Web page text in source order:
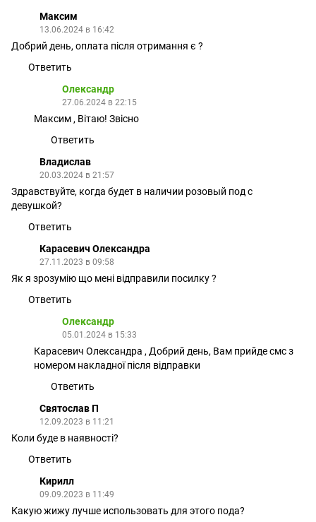
Максим
13.06.2024 в 16:42
Добрий день, оплата після отримання є ?
Ответить
Олександр
27.06.2024 в 22:15
Максим , Вітаю! Звісно
Ответить
Владислав
20.03.2024 в 21:57
Здравствуйте, когда будет в наличии розовый под с
девушкой?
Ответить
Карасевич Олександра
27.11.2023 в 09:58
Як я зрозумію що мені відправили посилку ?
Ответить
Олександр
05.01.2024 в 15:33
Карасевич Олександра , Добрий день, Вам прийде смс з
номером накладної після відправки
Ответить
Святослав П
12.09.2023 в 11:21
Коли буде в наявності?
Ответить
Кирилл
09.09.2023 в 11:49
Какую жижу лучше использовать для этого пода?